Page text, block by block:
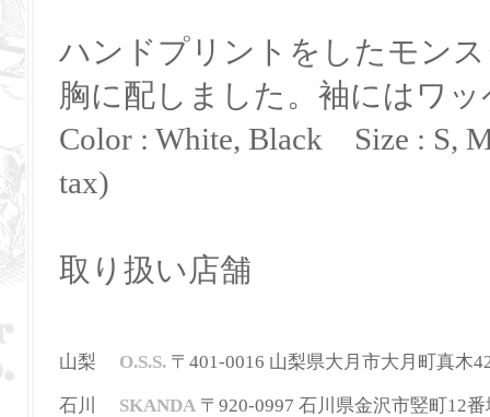
ハンドプリントをしたモン
胸に配しました。袖にはワ
Color : White, Black Size : S,
tax)
取り扱い店舗
山梨 O.S.S. 〒401-0016 山梨県大月市大月町真木
石川 SKANDA 〒920-0997 石川県金沢市竪町12